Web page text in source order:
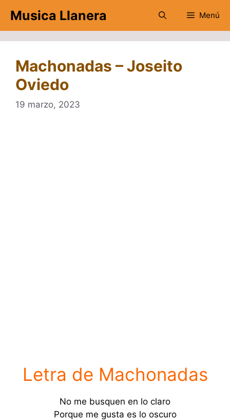
contenido
Musica Llanera Menú
Machonadas – Joseito
Oviedo
19 marzo, 2023
Letra de Machonadas
No me busquen en lo claro
Porque me gusta es lo oscuro